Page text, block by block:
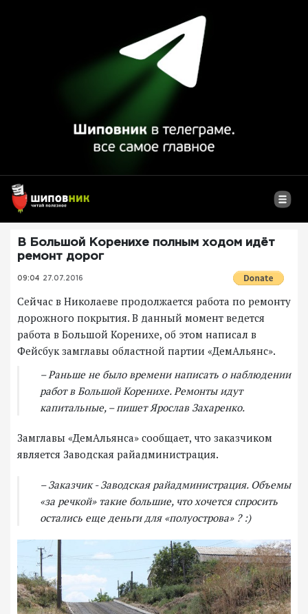
В Большой Коренихе полным ходом идёт
ремонт дорог
09:04 27.07.2016
Сейчас в Николаеве продолжается работа по ремонту
дорожного покрытия. В данный момент ведется
работа в Большой Коренихе, об этом написал в
Фейсбук замглавы областной партии «ДемАльянс».
– Раньше не было времени написать о наблюдении
работ в Большой Коренихе. Ремонты идут
капитальные, – пишет Ярослав Захаренко.
Замглавы «ДемАльянса» сообщает, что заказчиком
является Заводская райадминистрация.
– Заказчик - Заводская райадминистрация. Объемы
«за речкой» такие большие, что хочется спросить
остались еще деньги для «полуострова» ? :)